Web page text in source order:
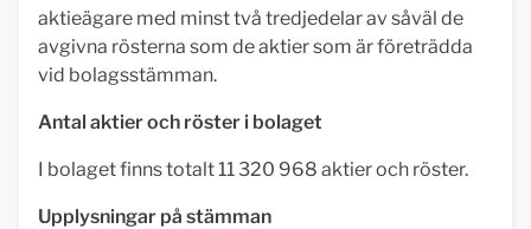
aktieägare med minst två tredjedelar av såväl de
avgivna rösterna som de aktier som är företrädda
vid bolagsstämman.
Antal aktier och röster i bolaget
I bolaget finns totalt 11 320 968 aktier och röster.
Upplysningar på stämman